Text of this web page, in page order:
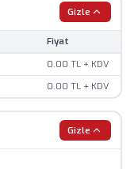
kurlarına göre
adedi
sipariş öncesi
Gizle
Fiyat
0.00 TL + KDV
0.00 TL + KDV
Gizle